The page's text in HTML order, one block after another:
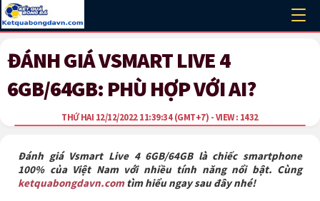
ĐÁNH GIÁ VSMART LIVE 4
6GB/64GB: PHÙ HỢP VỚI AI?
THỨ HAI 12/12/2022 11:39:34(GMT+7) - VIEW : 1432
Đánh giá Vsmart Live 4 6GB/64GB là chiếc smartphone
100% của Việt Nam với nhiều tính năng nổi bật. Cùng
ketquabongdavn.comtìm hiểu ngay sau đây nhé!